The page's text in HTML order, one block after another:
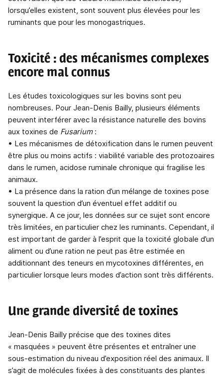
lorsqu’elles existent, sont souvent plus élevées pour les
ruminants que pour les monogastriques.
Toxicité : des mécanismes complexes
encore mal connus
Les études toxicologiques sur les bovins sont peu
nombreuses. Pour Jean-Denis Bailly, plusieurs éléments
peuvent interférer avec la résistance naturelle des bovins
aux toxines de Fusarium :
• Les mécanismes de détoxification dans le rumen peuvent
être plus ou moins actifs : viabilité variable des protozoaires
dans le rumen, acidose ruminale chronique qui fragilise les
animaux.
• La présence dans la ration d’un mélange de toxines pose
souvent la question d’un éventuel effet additif ou
synergique. A ce jour, les données sur ce sujet sont encore
très limitées, en particulier chez les ruminants. Cependant, il
est important de garder à l’esprit que la toxicité globale d’un
aliment ou d’une ration ne peut pas être estimée en
additionnant des teneurs en mycotoxines différentes, en
particulier lorsque leurs modes d’action sont très différents.
Une grande diversité de toxines
Jean-Denis Bailly précise que des toxines dites
« masquées » peuvent être présentes et entraîner une
sous-estimation du niveau d’exposition réel des animaux. Il
s’agit de molécules fixées à des constituants des plantes